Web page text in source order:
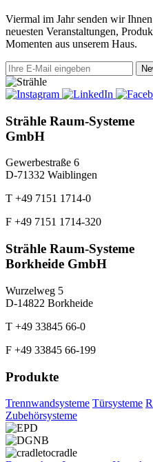
Viermal im Jahr senden wir
neuesten Veranstaltungen,
Momenten aus unserem Haus.
Strähle Raum-Systeme
GmbH
Gewerbestraße 6
D-71332 Waiblingen
T +49 7151 1714-0
F +49 7151 1714-320
Strähle Raum-Systeme
Borkheide GmbH
Wurzelweg 5
D-14822 Borkheide
T +49 33845 66-0
F +49 33845 66-199
Produkte
Trennwandsysteme Türsysteme
Zubehörsysteme